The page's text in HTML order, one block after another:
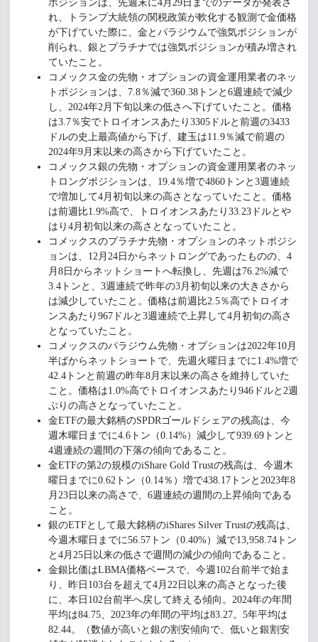
ポジションは、先週末に4月29日までのデータが発表さ
れ、トランプ大統領の関税政策が軟化する観測で金価格
が下げていた際に、金とパラジウムで強気ポジションが
削られ、銀とプラチナでは強気ポジションが積み増され
ていたこと。
コメックス金の先物・オプションの資金運用業者のネッ
トポジションは、7.8％減で360.38トンと6週連続で減少
し、2024年2月下旬以来の低さへ下げていたこと。価格
は3.7％安でトロイオンスあたり3305ドルと前週の3433
ドルの史上最高値から下げ、建玉は11.9％減で前週の
2024年9月末以来の高さから下げていたこと。
コメックス銀の先物・オプションの資金運用業者のネッ
トロングポジションは、19.4％増で4860トンと3週連続
で増加して4月初旬以来の高さとなっていたこと。価格
は前週比1.9%高で、トロイオンスあたり33.23ドルとや
はり4月初旬以来の高さとなっていたこと。
コメックスのプラチナ先物・オプションのネットポジシ
ョンは、12月24日からネットロングであったものの、4
月8日からネットショートへ転換し、先週は76.2%減で
3.4トンと、3週連続で昨年の3月初旬以来の大きさから
は減少していたこと。価格は前週比2.5％高でトロイオ
ンスあたり967ドルと3週連続で上昇して4月初旬の高さ
となっていたこと。
コメックスのパラジウム先物・オプションは2022年10月
半ばからネットショートで、先週火曜日までに1.4%増で
42.4トンと前週の昨年8月末以来の高さを維持していた
こと。価格は1.0%高でトロイオンスあたり946ドルと2週
ぶりの高さとなっていたこと。
金ETFの最大銘柄のSPDRゴールドシェアの残高は、今
週木曜日までに4.6トン（0.14%）減少して939.69トンと
4週連続の週間の下落の傾向であること。
金ETFの第2の規模のiShare Gold Trustの残高は、今週木
曜日までに0.62トン（0.14％）増で438.17トンと2023年8
月23日以来の高さで、6週連続の週間の上昇傾向である
こと。
銀のETFとして最大銘柄のiShares Silver Trustの残高は、
今週木曜日までに56.57トン（0.40%）減で13,958.74トン
と4月25日以来の低さで週間の減少の傾向であること。
金銀比価はLBMA価格ベースで、今週102台前半で始ま
り、昨日103台を超えて4月22日以来の高さとなった後
に、本日102台前半へ戻して終える傾向。2024年の年間
平均は84.75、2023年の年間の平均は83.27。5年平均は
82.44。（数値が高いと銀の割安傾向で、低いと銀割安